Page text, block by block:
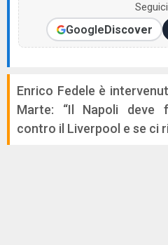
GoogleDiscover
Enrico Fedele è
Marte: “Il Napoli deve
contro il Liverpool e se ci